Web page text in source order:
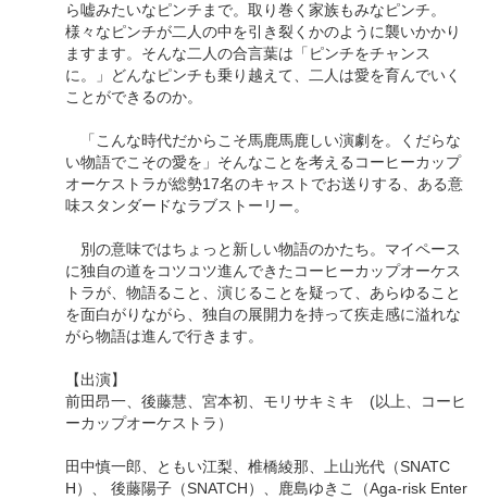
ら嘘みたいなピンチまで。取り巻く家族もみなピンチ。
様々なピンチが二人の中を引き裂くかのように襲いかかり
ますます。そんな二人の合言葉は「ピンチをチャンス
に。」どんなピンチも乗り越えて、二人は愛を育んでいく
ことができるのか。
「こんな時代だからこそ馬鹿馬鹿しい演劇を。くだらな
い物語でこその愛を」そんなことを考えるコーヒーカップ
オーケストラが総勢17名のキャストでお送りする、ある意
味スタンダードなラブストーリー。
別の意味ではちょっと新しい物語のかたち。マイペース
に独自の道をコツコツ進んできたコーヒーカップオーケス
トラが、物語ること、演じることを疑って、あらゆること
を面白がりながら、独自の展開力を持って疾走感に溢れな
がら物語は進んで行きます。
【出演】
前田昂一、後藤慧、宮本初、モリサキミキ (以上、コーヒ
ーカップオーケストラ）
田中慎一郎、ともい江梨、椎橋綾那、上山光代（SNATC
H）、 後藤陽子（SNATCH）、鹿島ゆきこ（Aga-risk Enter